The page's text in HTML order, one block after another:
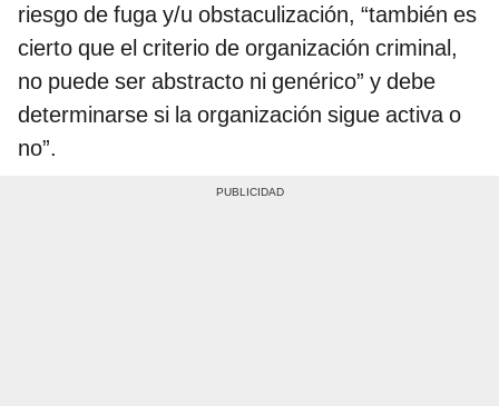
riesgo de fuga y/u obstaculización, “también es
cierto que el criterio de organización criminal,
no puede ser abstracto ni genérico” y debe
determinarse si la organización sigue activa o
no”.